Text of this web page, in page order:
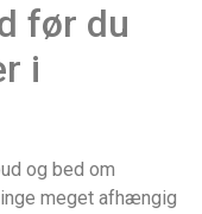
før du
i
og bed om
meget afhængig